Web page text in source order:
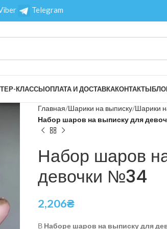
Telegram
КЛАССЫОПЛАТА И ДОСТАВКАКОНТАКТЫ
Главная Шарики на выписку Шарики
Набор шаров на выписку для
Набор шаров
девочки №34
2,206₴
В Наборе шаров на выписку для